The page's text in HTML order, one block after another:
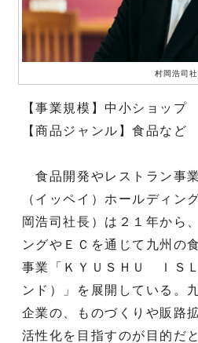
村岡浩司
【事業規模】中小ショップ
【商品ジャンル】食品など
食品開発やレストラン事
（イッペイ）ホールディン
岡浩司社長）は２１年から
ングやＥＣを通じて九州の
事業「ＫＹＵＳＨＵ ＩＳ
ンド）」を展開している。
企業の、ものづくりや販路
活性化を目指すのが目的だ